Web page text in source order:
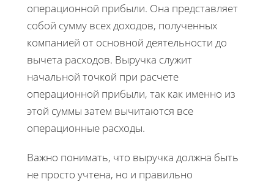
операционной прибыли. Она представляет
собой сумму всех доходов, полученных
компанией от основной деятельности до
вычета расходов. Выручка служит
начальной точкой при расчете
операционной прибыли, так как именно из
этой суммы затем вычитаются все
операционные расходы.
Важно понимать, что выручка должна быть
не просто учтена, но и правильно